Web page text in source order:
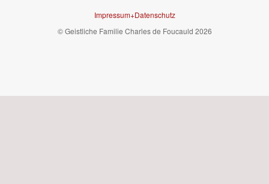
Impressum+Datenschutz
© Geistliche Familie Charles de Foucauld 2026